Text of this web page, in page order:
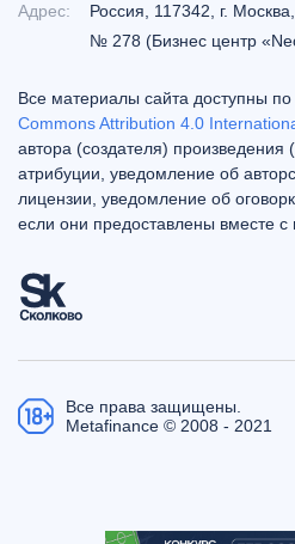
Адрес:
Россия, 117342, г.
№ 278 (Бизнес центр
Все материалы сайта доступны по
Commons Attribution 4.0
автора (создателя)
атрибуции, уведомление об
лицензии, уведомление об
если они предоставлены вместе с
Все права защищены.
Metafinance © 2008 - 2021